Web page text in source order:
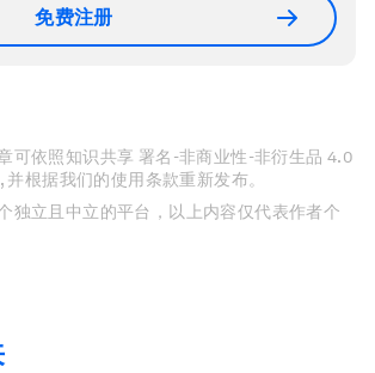
免费注册
可依照知识共享 署名-非商业性-非衍生品 4.0
并根据我们的使用条款重新发布。
独立且中立的平台，以上内容仅代表作者个